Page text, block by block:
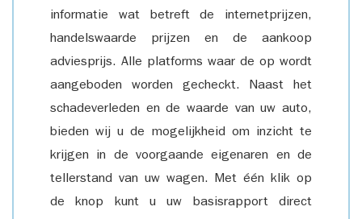
informatie wat betreft de internetprijzen,
handelswaarde prijzen en de aankoop
adviesprijs. Alle platforms waar de op wordt
aangeboden worden gecheckt. Naast het
schadeverleden en de waarde van uw auto,
bieden wij u de mogelijkheid om inzicht te
krijgen in de voorgaande eigenaren en de
tellerstand van uw wagen. Met één klik op
de knop kunt u uw basisrapport direct